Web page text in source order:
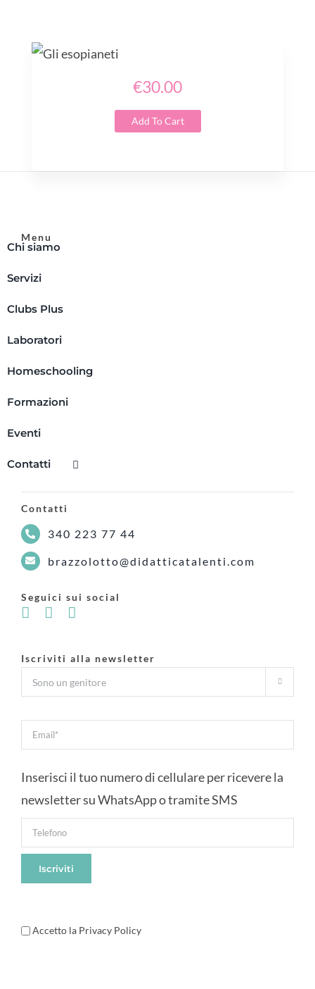
€30.00
Add To Cart
Menu
Chi siamo
Servizi
Clubs Plus
Laboratori
Homeschooling
Formazioni
Eventi
Contatti
Contatti
340 223 77 44
brazzolotto@didatticatalenti.com
Seguici sui social
Iscriviti alla newsletter

Inserisci il tuo numero di cellulare per ricevere la
newsletter su WhatsApp o tramite SMS
Accetto la Privacy Policy